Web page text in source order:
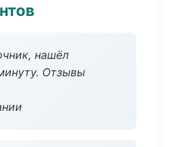
нашёл
Отзывы